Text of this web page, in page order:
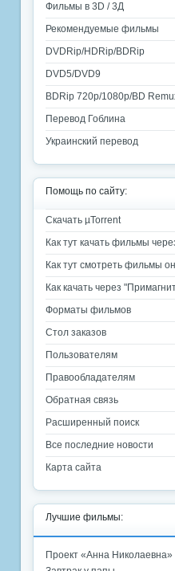
Фильмы в 3D / 3Д
Рекомендуемые фильмы
DVDRip/HDRip/BDRip
DVD5/DVD9
BDRip 720p/1080p/BD
Перевод Гоблина
Украинский перевод
Помощь по сайту:
Скачать µTorrent
Как тут качать фильмы
Как тут смотреть фильмы
Как качать через
Форматы фильмов
Стол заказов
Пользователям
Правообладателям
Обратная связь
Расширенный поиск
Все последние новости
Карта сайта
Лучшие фильмы:
Проект «Анна Николаевна»